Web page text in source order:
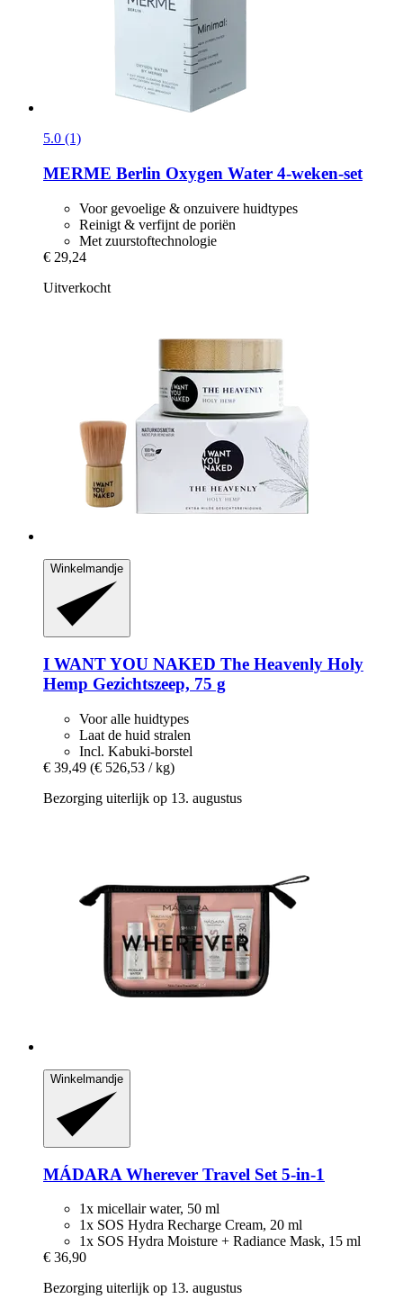
5.0 (1)
MERME Berlin Oxygen Water 4-​weken-​set
Voor gevoelige & onzuivere huidtypes
Reinigt & verfijnt de poriën
Met zuurstoftechnologie
€ 29,24
Uitverkocht
Winkelmandje
I WANT YOU NAKED The Heavenly Holy
Hemp Gezichtszeep, 75 g
Voor alle huidtypes
Laat de huid stralen
Incl. Kabuki-borstel
€ 39,49 (€ 526,53 / kg)
Bezorging uiterlijk op 13. augustus
Winkelmandje
MÁDARA Wherever Travel Set 5-​in-​1
1x micellair water, 50 ml
1x SOS Hydra Recharge Cream, 20 ml
1x SOS Hydra Moisture + Radiance Mask, 15 ml
€ 36,90
Bezorging uiterlijk op 13. augustus